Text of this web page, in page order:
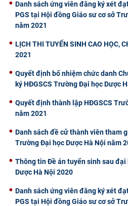
Danh sách ứng viên đăng ký xét
PGS tại Hội đồng Giáo sư cơ sở
năm 2021
​LỊCH THI TUYỂN SINH CAO HỌC,
2021
Quyết định bổ nhiệm chức danh
ký HĐGSCS Trường Đại học Dược
Quyết định thành lập HĐGSCS
năm 2021
Danh sách đề cử thành viên tham
Trường Đại học Dược Hà Nội năm
Thông tin Đề án tuyển sinh sau
Dược Hà Nội 2020
Danh sách ứng viên đăng ký xét
PGS tại Hội đồng Giáo sư cơ sở